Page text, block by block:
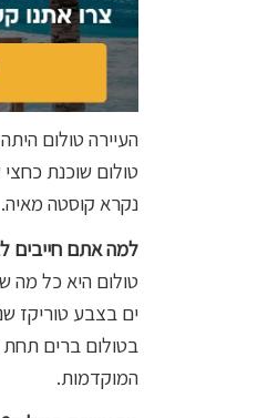
העיירה טולום
טולום שוכנת
נקרא קוסטה מאיה.
למה אתם חייבים
טולום היא כל מה
ים בצבע טוריקז
בטולום ברים
המוקדמות.